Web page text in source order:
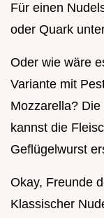
Für einen
oder Quark
Oder wie wäre
Variante mit
Mozzarella?
kannst die
Geflügelwurst
Okay, Freunde
Klassischer